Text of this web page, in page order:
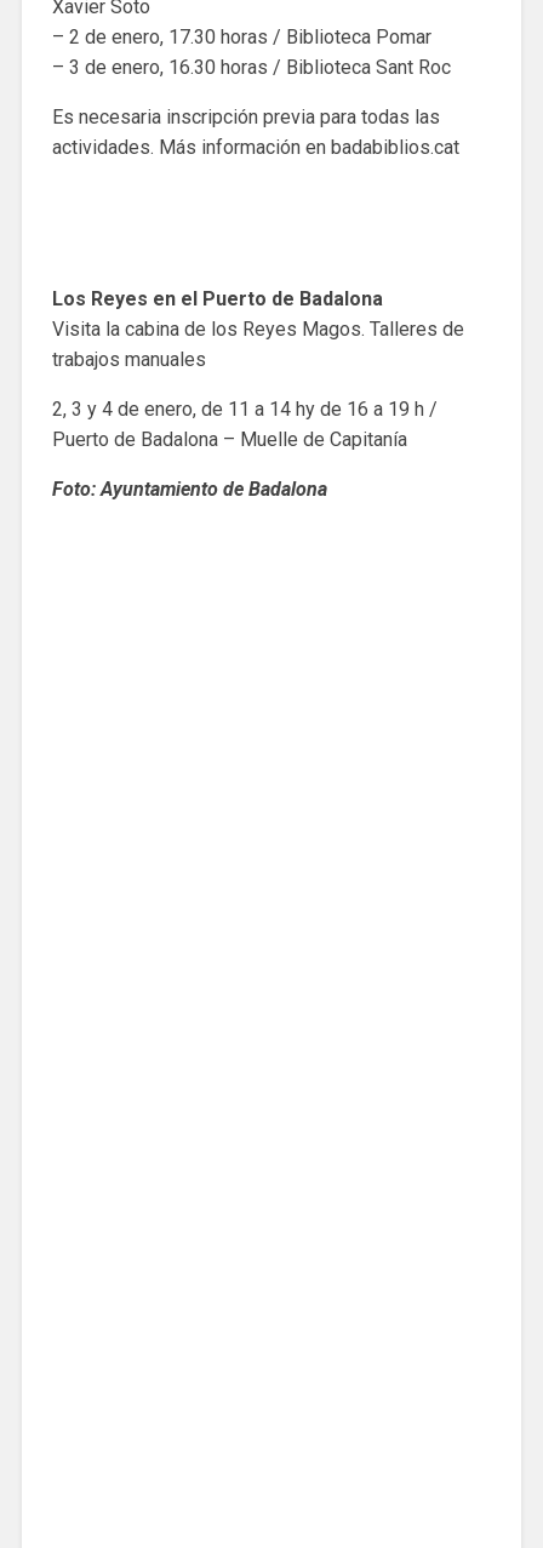
Xavier Soto
– 2 de enero, 17.30 horas / Biblioteca Pomar
– 3 de enero, 16.30 horas / Biblioteca Sant Roc
Es necesaria inscripción previa para todas las
actividades. Más información en badabiblios.cat
Los Reyes en el Puerto de Badalona
Visita la cabina de los Reyes Magos. Talleres de
trabajos manuales
2, 3 y 4 de enero, de 11 a 14 hy de 16 a 19 h /
Puerto de Badalona – Muelle de Capitanía
Foto: Ayuntamiento de Badalona